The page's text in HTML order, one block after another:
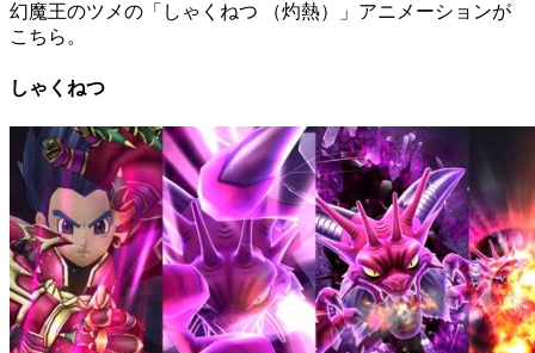
幻魔王のツメの「しゃくねつ （灼熱）」アニメーションが
こちら。
しゃくねつ